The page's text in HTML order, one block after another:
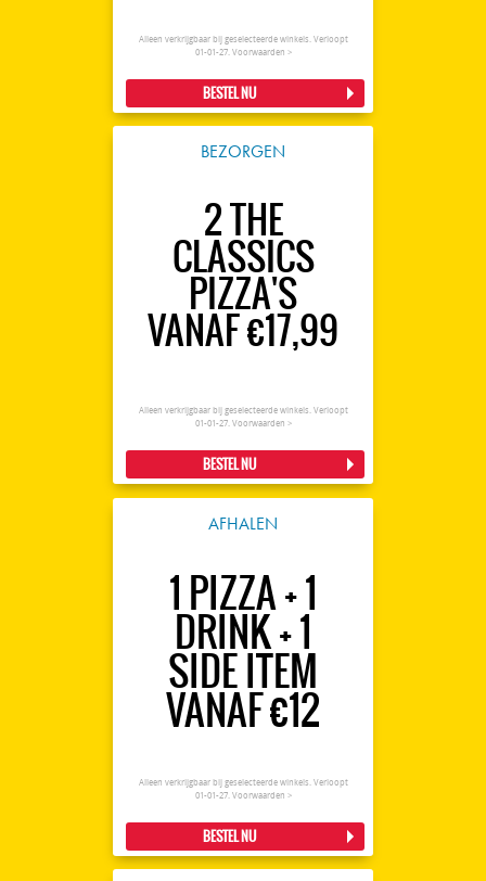
Alleen verkrijgbaar bij geselecteerde winkels. Verloopt
01-01-27. Voorwaarden >
BESTEL NU
BEZORGEN
2 THE
CLASSICS
PIZZA'S
VANAF €17,99
Alleen verkrijgbaar bij geselecteerde winkels. Verloopt
01-01-27. Voorwaarden >
BESTEL NU
AFHALEN
1 PIZZA + 1
DRINK + 1
SIDE ITEM
VANAF €12
Alleen verkrijgbaar bij geselecteerde winkels. Verloopt
01-01-27. Voorwaarden >
BESTEL NU